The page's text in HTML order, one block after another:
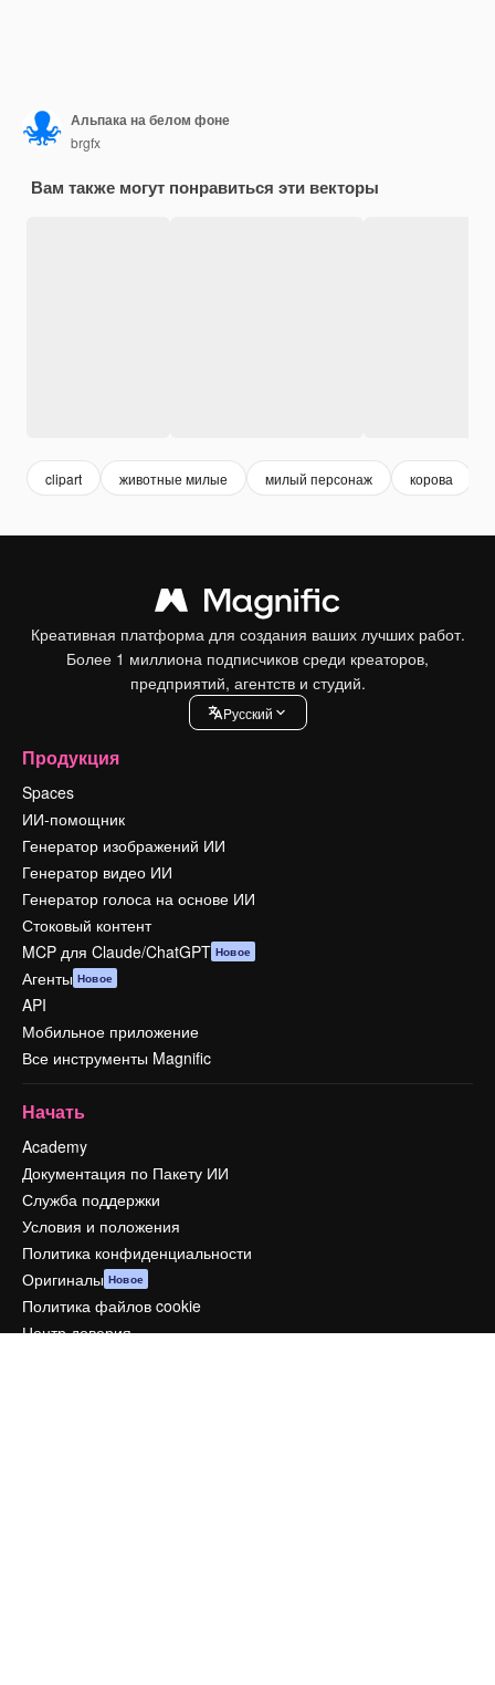
Альпака на белом фоне
brgfx
Вам также могут понравиться эти векторы
clipart животные милые милый персонаж корова
Креативная платформа для создания ваших лучших работ.
Более 1 миллиона подписчиков среди креаторов,
предприятий, агентств и студий.
Pусский
Продукция
Spaces
ИИ-помощник
Генератор изображений ИИ
Генератор видео ИИ
Генератор голоса на основе ИИ
Стоковый контент
MCP для Claude/ChatGPT Новое
Агенты Новое
API
Мобильное приложение
Все инструменты Magnific
Начать
Academy
Документация по Пакету ИИ
Служба поддержки
Условия и положения
Политика конфиденциальности
Оригиналы Новое
Политика файлов cookie
Центр доверия